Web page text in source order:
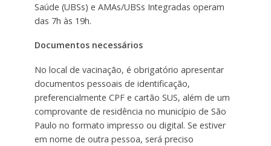
Saúde (UBSs) e AMAs/UBSs Integradas operam
das 7h às 19h.
Documentos necessários
No local de vacinação, é obrigatório apresentar
documentos pessoais de identificação,
preferencialmente CPF e cartão SUS, além de um
comprovante de residência no município de São
Paulo no formato impresso ou digital. Se estiver
em nome de outra pessoa, será preciso